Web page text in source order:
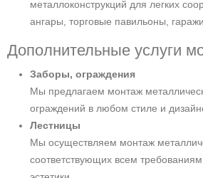
металлоконструкций для легких
ангары, торговые павильоны, гаражи
Дополнительные услуги
Заборы, ограждения
Мы предлагаем монтаж
ограждений в любом стиле и
Лестницы
Мы осуществляем монтаж
соответствующих всем